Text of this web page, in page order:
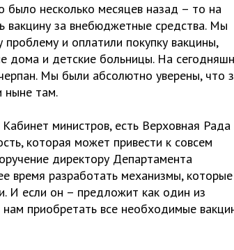
было несколько месяцев назад – то на
вакцину за внебюджетные средства. Мы
и оплатили покупку вакцины,
дома и детские больницы. На
Мы были абсолютно уверены, что
ныне там.
министров, есть Верховная Рада
которая может привести к совсем
директору Департамента
время разработать механизмы, которые
И если он – предложит как один из
приобретать все необходимые